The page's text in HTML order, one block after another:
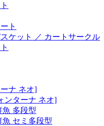
ト
ケット ／ カートサークル
ナ ネオ]
ンターナ ネオ]
魚 多段型
魚 セミ多段型